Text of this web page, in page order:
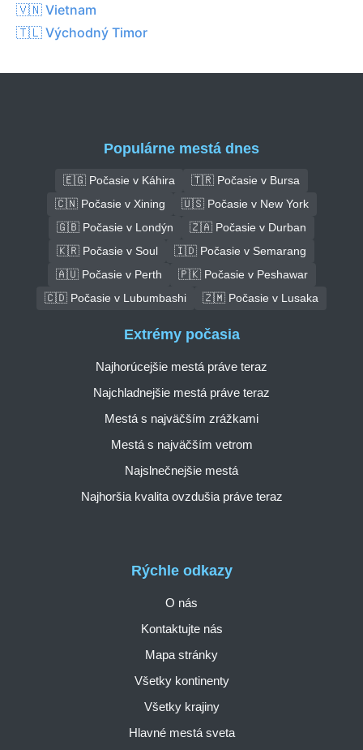
🇻🇳 Vietnam
🇹🇱 Východný Timor
Populárne mestá dnes
🇪🇬 Počasie v Káhira
🇹🇷 Počasie v Bursa
🇨🇳 Počasie v Xining
🇺🇸 Počasie v New York
🇬🇧 Počasie v Londýn
🇿🇦 Počasie v Durban
🇰🇷 Počasie v Soul
🇮🇩 Počasie v Semarang
🇦🇺 Počasie v Perth
🇵🇰 Počasie v Peshawar
🇨🇩 Počasie v Lubumbashi
🇿🇲 Počasie v Lusaka
Rýchle odkazy
O nás
Kontaktujte nás
Mapa stránky
Všetky kontinenty
Všetky krajiny
Hlavné mestá sveta
Extrémy počasia
Najhorúcejšie mestá práve teraz
Najchladnejšie mestá práve teraz
Mestá s najväčším zrážkami
Mestá s najväčším vetrom
Najslnečnejšie mestá
Najhoršia kvalita ovzdušia práve teraz